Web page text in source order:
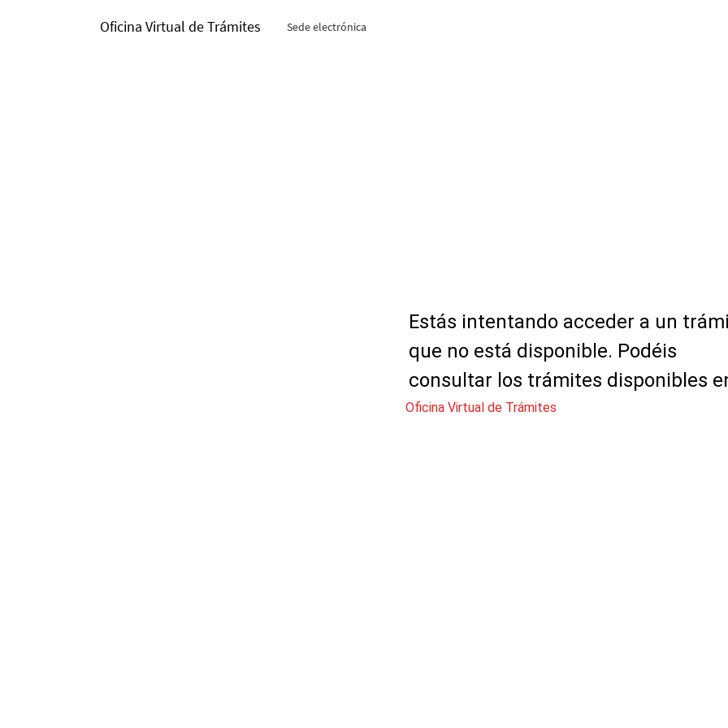
Oficina Virtual de Trámites Sede electrónica
Estás intentando acceder a un
que no está disponible. Podéis
consultar los trámites disponibles
Oficina Virtual de Trámites